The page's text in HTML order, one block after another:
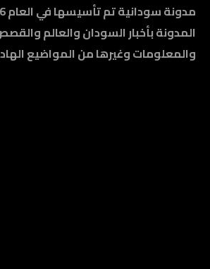
المدونة بأخبار السودان والعالم
والمعلومات وغيرها من المواضيع